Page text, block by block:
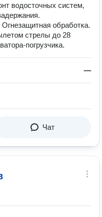
водосточных систем,
обработка.
стрелы до 28
погрузчика.
—
Чат